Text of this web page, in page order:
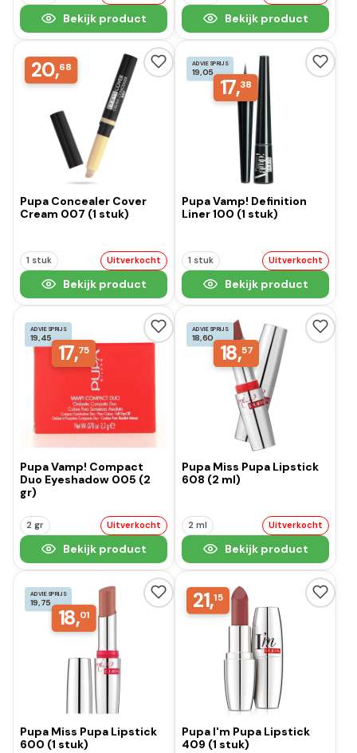
Bekijk product Bekijk product
20,68
Pupa Concealer Cover
Cream 007 (1 stuk)
1 stuk Uitverkocht
Bekijk product
ADVIESPRIJS
19,05
17,38
Pupa Vamp! Definition
Liner 100 (1 stuk)
1 stuk Uitverkocht
Bekijk product
ADVIESPRIJS
19,45
17,75
Pupa Vamp! Compact
Duo Eyeshadow 005 (2
gr)
2 gr Uitverkocht
Bekijk product
ADVIESPRIJS
18,60
18,57
Pupa Miss Pupa Lipstick
608 (2 ml)
2 ml Uitverkocht
Bekijk product
ADVIESPRIJS
19,75
18,01
Pupa Miss Pupa Lipstick
600 (1 stuk)
21,15
Pupa I'm Pupa Lipstick
409 (1 stuk)